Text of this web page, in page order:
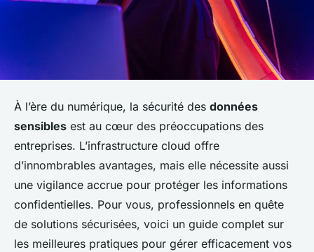
À l’ère du numérique, la sécurité des données
sensibles est au cœur des préoccupations des
entreprises. L’infrastructure cloud offre
d’innombrables avantages, mais elle nécessite aussi
une vigilance accrue pour protéger les informations
confidentielles. Pour vous, professionnels en quête
de solutions sécurisées, voici un guide complet sur
les meilleures pratiques pour gérer efficacement vos